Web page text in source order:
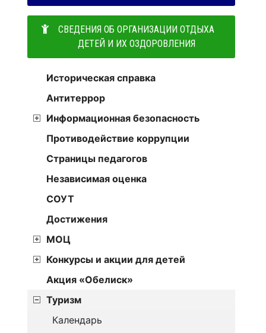
СВЕДЕНИЯ ОБ ОРГАНИЗАЦИИ ОТДЫХА
ДЕТЕЙ И ИХ ОЗДОРОВЛЕНИЯ
Историческая справка
Антитеррор
Информационная безопасность
Противодействие коррупции
Страницы педагогов
Независимая оценка
СОУТ
Достижения
МОЦ
Конкурсы и акции для детей
Акция «Обелиск»
Туризм
Календарь